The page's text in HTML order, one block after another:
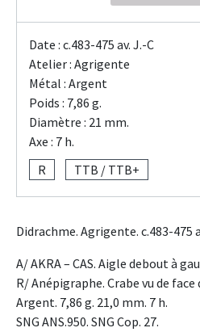
Date : c.483-475 av. J.-C
Atelier : Agrigente
Métal : Argent
Poids : 7,86 g.
Diamètre : 21 mm.
Axe : 7 h.
R
TTB / TTB+
Didrachme. Agrigente. c.483-475
A/ AKRA – CAS. Aigle debout à
R/ Anépigraphe. Crabe vu de face
Argent. 7,86 g. 21,0 mm. 7 h.
SNG ANS.950. SNG Cop. 27.